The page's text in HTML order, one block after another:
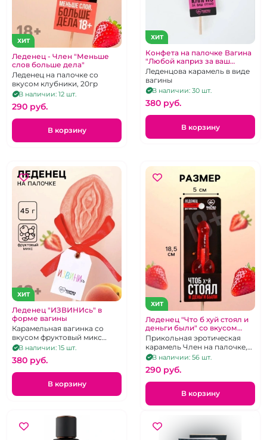
ХИТ
Леденец - Член "Меньше
слов больше дела"
Леденец на палочке со
вкусом клубники, 20гр
В наличии: 12 шт.
290 pуб.
В корзину
ХИТ
Конфета на палочке Вагина
"Любой каприз за ваш
отлиз"
Леденцова карамель в виде
вагины
В наличии: 30 шт.
380 pуб.
В корзину
ХИТ
Леденец "ИЗВИНИсь" в
форме вагины
Карамельная вагинка со
вкусом фруктовый микс
клубника с абрикосом.
В наличии: 15 шт.
380 pуб.
В корзину
ХИТ
Леденец "Что б хуй стоял и
деньги были" со вкусом
клубники
Прикольная эротическая
карамель Член на палочке,
клубничный вкус, 20 г
В наличии: 56 шт.
290 pуб.
В корзину